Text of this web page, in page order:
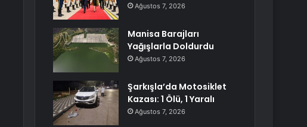
Ağustos 7, 2026
Manisa Barajları
Yağışlarla Doldurdu
Ağustos 7, 2026
Şarkışla’da Motosiklet
Kazası: 1 Ölü, 1 Yaralı
Ağustos 7, 2026